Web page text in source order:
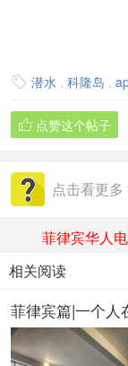
 潜水 , 科隆岛 ,
 点赞这个帖子
点击看更多
菲律宾华人
相关阅读
菲律宾篇|一个人